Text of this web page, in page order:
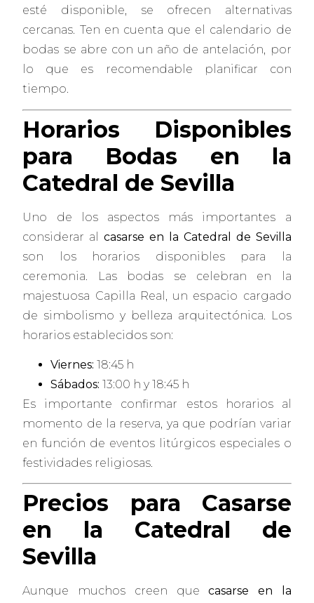
esté disponible, se ofrecen alternativas
cercanas. Ten en cuenta que el calendario de
bodas se abre con un año de antelación, por
lo que es recomendable planificar con
tiempo.
Horarios Disponibles
para Bodas en la
Catedral de Sevilla
Uno de los aspectos más importantes a
considerar alcasarse en la Catedral de Sevilla
son los horarios disponibles para la
ceremonia. Las bodas se celebran en la
majestuosa Capilla Real, un espacio cargado
de simbolismo y belleza arquitectónica. Los
horarios establecidos son:
Viernes: 18:45 h
Sábados: 13:00 h y 18:45 h
Es importante confirmar estos horarios al
momento de la reserva, ya que podrían variar
en función de eventos litúrgicos especiales o
festividades religiosas.
Precios para Casarse
en la Catedral de
Sevilla
Aunque muchos creen quecasarse en la